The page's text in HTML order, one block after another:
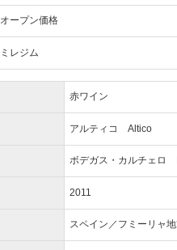
オープン価格
ミレジム
赤ワイン
アルティコ Altico
ボデガス・カルチェロ
2011
スペイン／フミーリャ